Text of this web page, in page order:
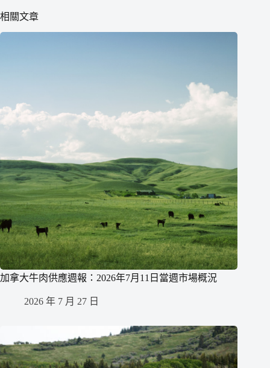
相關文章
加拿大牛肉供應週報：2026年7月11日當週市場概況
2026 年 7 月 27 日